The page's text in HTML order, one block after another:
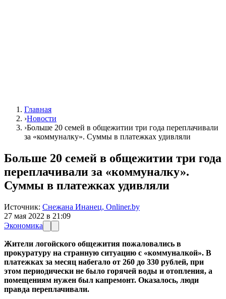
Главная
›Новости
›Больше 20 семей в общежитии три года переплачивали
за «коммуналку». Суммы в платежках удивляли
Больше 20 семей в общежитии три года
переплачивали за «коммуналку».
Суммы в платежках удивляли
Источник: Снежана Инанец, Onliner.by
27 мая 2022 в 21:09
Экономика
Жители логойского общежития пожаловались в
прокуратуру на странную ситуацию с «коммуналкой». В
платежках за месяц набегало от 260 до 330 рублей, при
этом периодически не было горячей воды и отопления, а
помещениям нужен был капремонт. Оказалось, люди
правда переплачивали.